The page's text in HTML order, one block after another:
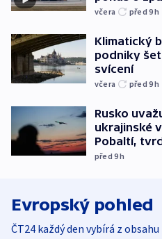
včera před 9h
Klimatický
podniky
svícení
včera před 9h
Rusko
ukrajinské
Pobaltí,
před 9h
Evropský pohled
ČT24 každý den vybírá z